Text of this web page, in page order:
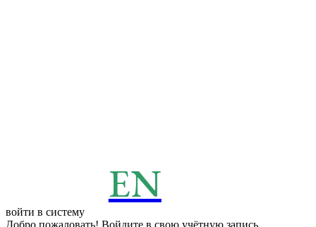
EN
войти в систему
Добро пожаловать! Войдите в свою учётную запись